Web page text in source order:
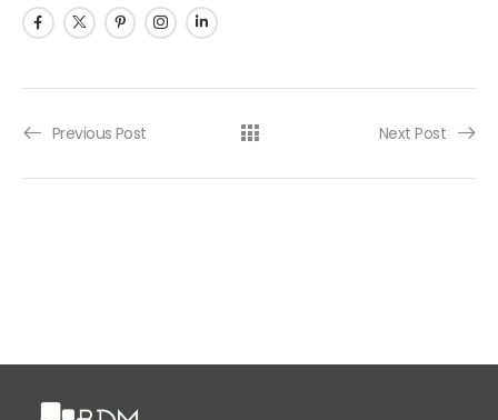
Previous Post Next Post